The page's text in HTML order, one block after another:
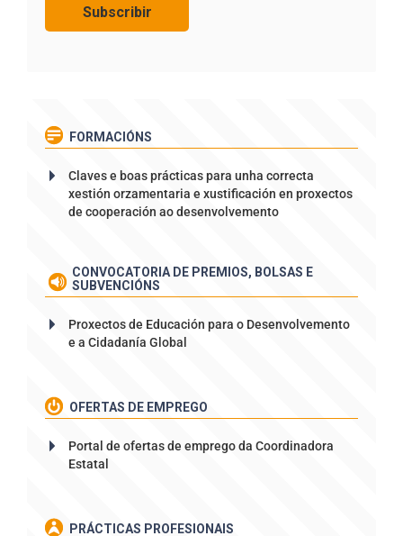
FORMACIÓNS
Claves e boas prácticas para unha correcta
xestión orzamentaria e xustificación en proxectos
de cooperación ao desenvolvemento
CONVOCATORIA DE PREMIOS, BOLSAS E
SUBVENCIÓNS
Proxectos de Educación para o Desenvolvemento
e a Cidadanía Global
OFERTAS DE EMPREGO
Portal de ofertas de emprego da Coordinadora
Estatal
PRÁCTICAS PROFESIONAIS